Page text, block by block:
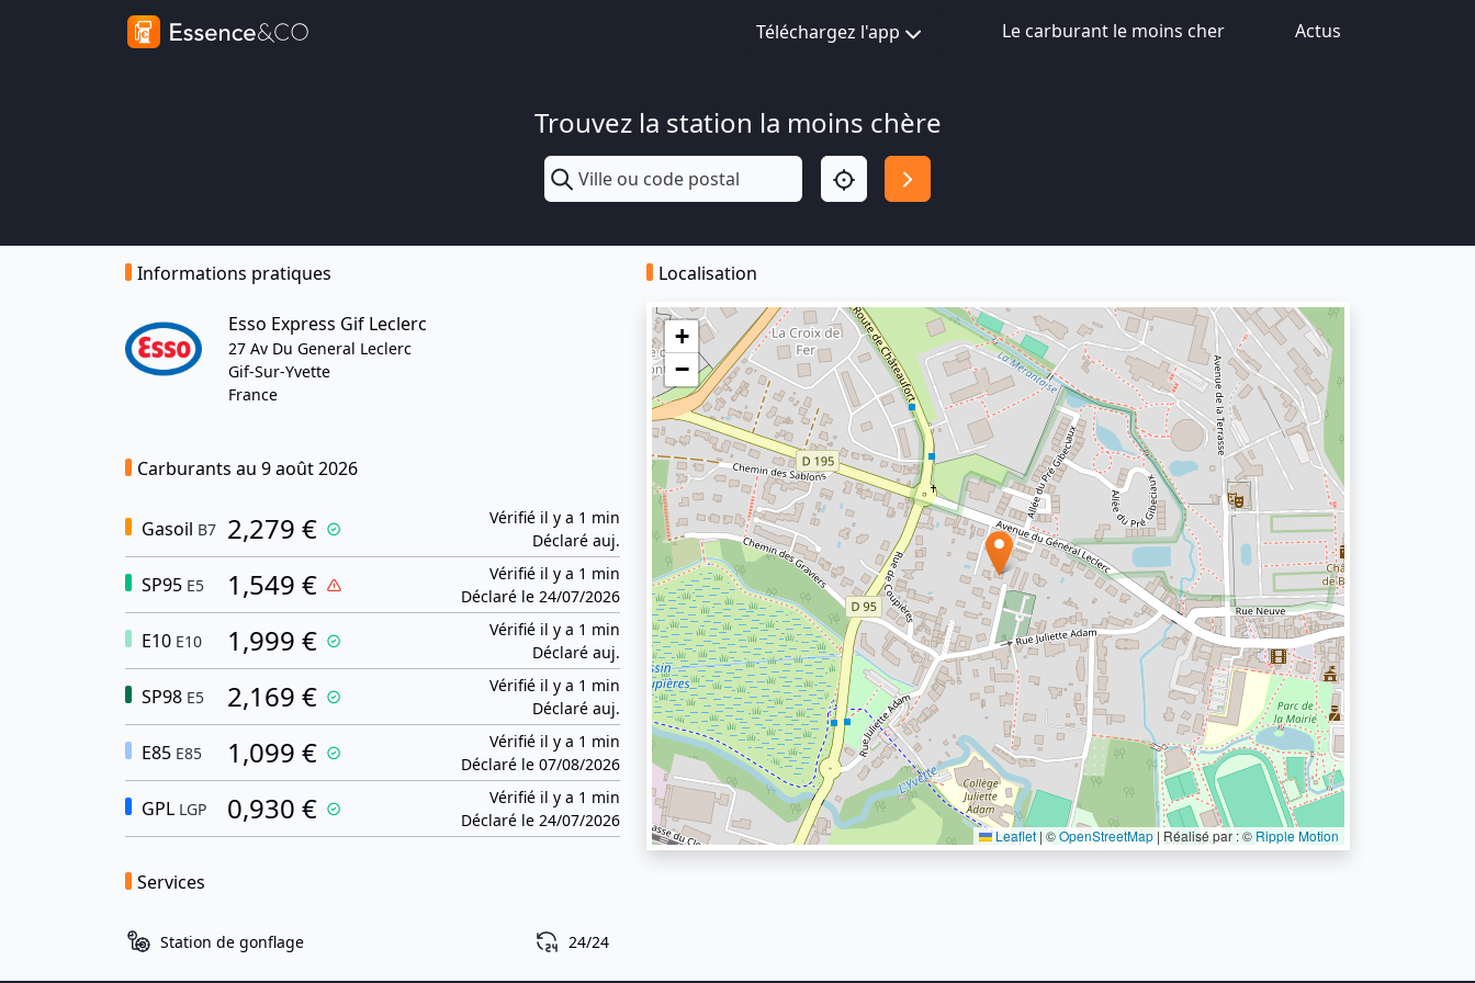
Téléchargez l'app Le carburant le moins cher Actus
Trouvez la station la moins chère
Informations pratiques
Esso Express Gif Leclerc
27 Av Du General Leclerc
Gif-Sur-Yvette
France
Carburants au 9 août 2026
Gasoil B7 2,279 €
Vérifié il y a 1 min
Déclaré auj.
SP95 E5 1,549 €
Vérifié il y a 1 min
Déclaré le 24/07/2026
E10 E10 1,999 €
Vérifié il y a 1 min
Déclaré auj.
SP98 E5 2,169 €
Vérifié il y a 1 min
Déclaré auj.
E85 E85 1,099 €
Vérifié il y a 1 min
Déclaré le 07/08/2026
GPL LGP 0,930 €
Vérifié il y a 1 min
Déclaré le 24/07/2026
Localisation
+
−
Leaflet | ©OpenStreetMap | Réalisé par : © Ripple Motion
Services
Station de gonflage 24/24